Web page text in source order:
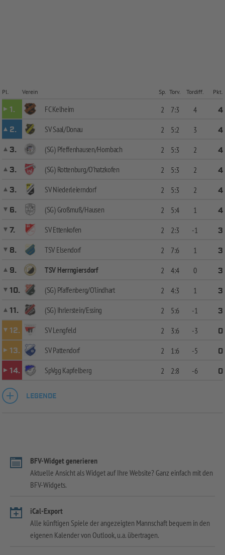
Pl. Verein Sp. Torv. Tordiff. Pkt.
1. FC Kelheim 2 7:3 4
4
2.
SV Saal/Donau 2 5:2 3
4
3.
(SG) Pfeffenhausen/Hornbach 2 5:3 2
4
3.
(SG) Rottenburg/O'hatzkofen 2 5:3 2
4
3.
SV Niederleierndorf 2 5:3 2
4
6.
(SG) Großmuß/Hausen 2 5:4 1
4
7.
SV Ettenkofen 2 2:3 -1
3
8.
TSV Elsendorf 2 7:6 1
3
9.
TSV Herrngiersdorf 2 4:4 0
3
10.
(SG) Pfaffenberg/O'lindhart 2 4:3 1
3
11.
(SG) Ihrlerstein/Essing 2 5:6 -1
3
12.
SV Lengfeld 2 3:6 -3
0
13.
SV Pattendorf 2 1:6 -5
0
14.
SpVgg Kapfelberg 2 2:8 -6 0
LEGENDE
BFV-Widget generieren
Aktuelle Ansicht als Widget auf Ihre Website? Ganz einfach mit den
BFV-Widgets.
iCal-Export
Alle künftigen Spiele der angezeigten Mannschaft bequem in den
eigenen Kalender von Outlook, u.a. übertragen.